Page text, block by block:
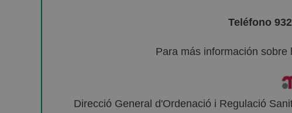
Teléfono
Para más información
Direcció General d'Ordenació i Regulació